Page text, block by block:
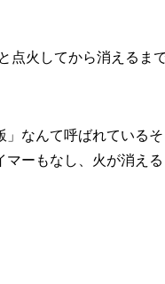
点火してから消えるま
なんて呼ばれているそ
ーもなし、火が消え